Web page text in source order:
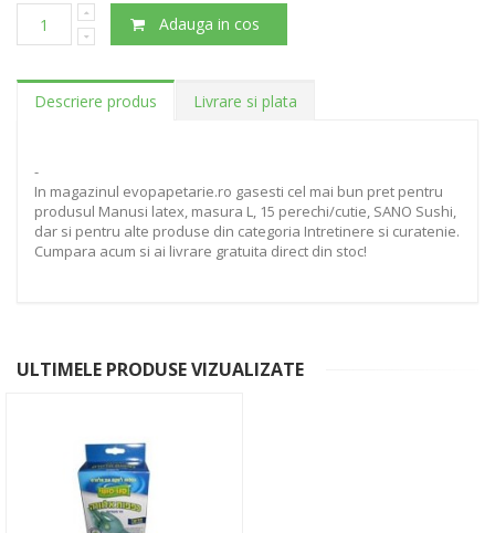
Adauga in cos
Descriere produs Livrare si plata
-
In magazinul evopapetarie.ro gasesti cel mai bun pret pentru
produsul Manusi latex, masura L, 15 perechi/cutie, SANO Sushi,
dar si pentru alte produse din categoria Intretinere si curatenie.
Cumpara acum si ai livrare gratuita direct din stoc!
ULTIMELE PRODUSE VIZUALIZATE